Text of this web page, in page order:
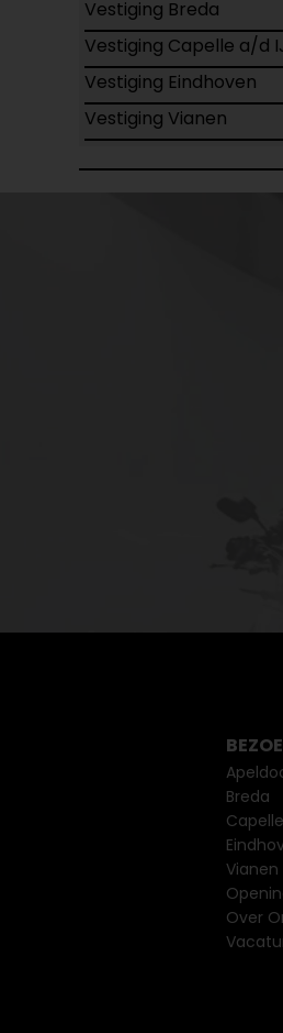
Vestiging Breda
Vestiging Capelle a/d
Vestiging Eindhoven
Vestiging Vianen
Breda
Vianen
Over